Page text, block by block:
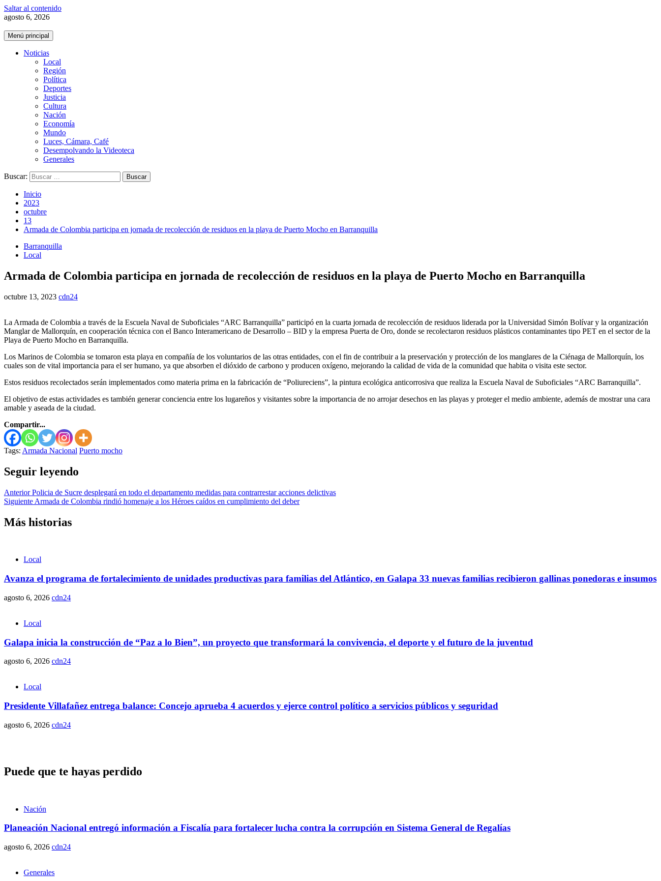
Saltar al contenido
agosto 6, 2026
Menú principal
Noticias
Local
Región
Política
Deportes
Justicia
Cultura
Nación
Economía
Mundo
Luces, Cámara, Café
Desempolvando la Videoteca
Generales
Buscar:
Inicio
2023
octubre
13
Armada de Colombia participa en jornada de recolección de residuos en la playa de Puerto Mocho en Barranquilla
Barranquilla
Local
Armada de Colombia participa en jornada de recolección de residuos en la playa de Puerto Mocho en Barranquilla
octubre 13, 2023 cdn24
La Armada de Colombia a través de la Escuela Naval de Suboficiales “ARC Barranquilla” participó en la cuarta jornada de recolección de residuos liderada por la Universidad Simón Bolívar y la organización
Manglar de Mallorquín, en cooperación técnica con el Banco Interamericano de Desarrollo – BID y la empresa Puerta de Oro, donde se recolectaron residuos plásticos contaminantes tipo PET en el sector de la
Playa de Puerto Mocho en Barranquilla.
Los Marinos de Colombia se tomaron esta playa en compañía de los voluntarios de las otras entidades, con el fin de contribuir a la preservación y protección de los manglares de la Ciénaga de Mallorquín, los
cuales son de vital importancia para el ser humano, ya que absorben el dióxido de carbono y producen oxígeno, mejorando la calidad de vida de la comunidad que habita o visita este sector.
Estos residuos recolectados serán implementados como materia prima en la fabricación de “Poliureciens”, la pintura ecológica anticorrosiva que realiza la Escuela Naval de Suboficiales “ARC Barranquilla”.
El objetivo de estas actividades es también generar conciencia entre los lugareños y visitantes sobre la importancia de no arrojar desechos en las playas y proteger el medio ambiente, además de mostrar una cara
amable y aseada de la ciudad.
Compartir...
Tags: Armada Nacional Puerto mocho
Seguir leyendo
AnteriorPolicia de Sucre desplegará en todo el departamento medidas para contrarrestar acciones delictivas
Siguiente Armada de Colombia rindió homenaje a los Héroes caídos en cumplimiento del deber
Más historias
Local
Avanza el programa de fortalecimiento de unidades productivas para familias del Atlántico, en Galapa 33 nuevas familias recibieron gallinas ponedoras e insumos
agosto 6, 2026 cdn24
Local
Galapa inicia la construcción de “Paz a lo Bien”, un proyecto que transformará la convivencia, el deporte y el futuro de la juventud
agosto 6, 2026 cdn24
Local
Presidente Villafañez entrega balance: Concejo aprueba 4 acuerdos y ejerce control político a servicios públicos y seguridad
agosto 6, 2026 cdn24
Puede que te hayas perdido
Nación
Planeación Nacional entregó información a Fiscalía para fortalecer lucha contra la corrupción en Sistema General de Regalías
agosto 6, 2026 cdn24
Generales